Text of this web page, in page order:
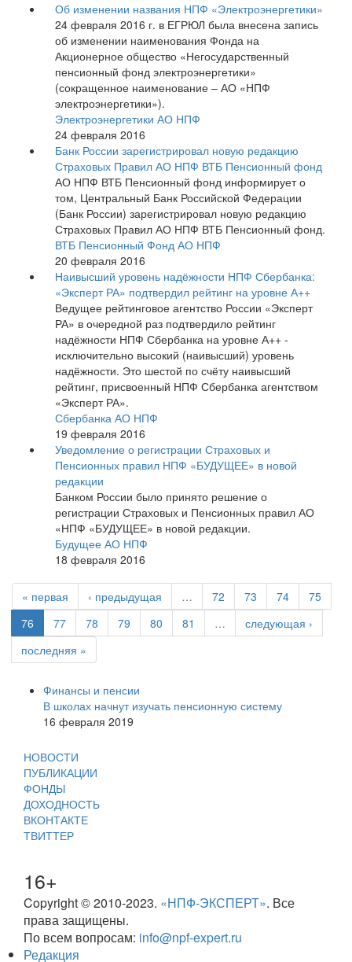
Об изменении названия НПФ «Электроэнергетики»
24 февраля 2016 г. в ЕГРЮЛ была внесена запись
об изменении наименования Фонда на
Акционерное общество «Негосударственный
пенсионный фонд электроэнергетики»
(сокращенное наименование – АО «НПФ
электроэнергетики»).
Электроэнергетики АО НПФ
24 февраля 2016
Банк России зарегистрировал новую редакцию
Страховых Правил АО НПФ ВТБ Пенсионный фонд
АО НПФ ВТБ Пенсионный фонд информирует о
том, Центральный Банк Российской Федерации
(Банк России) зарегистрировал новую редакцию
Страховых Правил АО НПФ ВТБ Пенсионный фонд.
ВТБ Пенсионный Фонд АО НПФ
20 февраля 2016
Наивысший уровень надёжности НПФ Сбербанка:
«Эксперт РА» подтвердил рейтинг на уровне А++
Ведущее рейтинговое агентство России «Эксперт
РА» в очередной раз подтвердило рейтинг
надёжности НПФ Сбербанка на уровне А++ -
исключительно высокий (наивысший) уровень
надёжности. Это шестой по счёту наивысший
рейтинг, присвоенный НПФ Сбербанка агентством
«Эксперт РА».
Сбербанка АО НПФ
19 февраля 2016
Уведомление о регистрации Страховых и
Пенсионных правил НПФ «БУДУЩЕЕ» в новой
редакции
Банком России было принято решение о
регистрации Страховых и Пенсионных правил АО
«НПФ «БУДУЩЕЕ» в новой редакции.
Будущее АО НПФ
18 февраля 2016
« первая ‹ предыдущая … 72 73 74
75
76
77 78 79 80 81 …
следующая ›
последняя »
Финансы и пенсии
В школах начнут изучать пенсионную систему
16 февраля 2019
НОВОСТИ
ПУБЛИКАЦИИ
ФОНДЫ
ДОХОДНОСТЬ
ВКОНТАКТЕ
ТВИТТЕР
16+
Copyright © 2010-2023. «НПФ-ЭКСПЕРТ». Все
права защищены.
По всем вопросам: info@npf-expert.ru
Редакция